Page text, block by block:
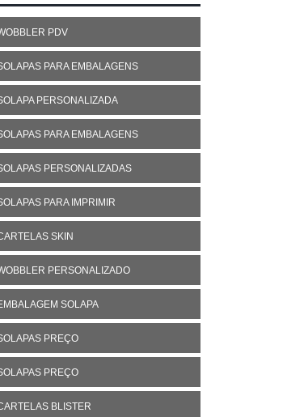
PDV
PARA EMBALAGENS
PERSONALIZADA
PARA EMBALAGENS
PERSONALIZADAS
PARA IMPRIMIR
SKIN
PERSONALIZADO
SOLAPA
PREÇO
PREÇO
BLISTER